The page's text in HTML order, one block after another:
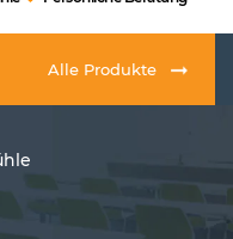
Alle Produkte